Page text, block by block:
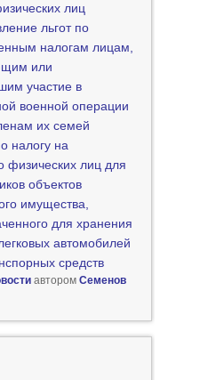
лиц
льгот по
налогам лицам,
или
участие в
военной операции
их семей
налогу на
физических лиц для
объектов
имущества,
для хранения
автомобилей
средств
автором Семенов